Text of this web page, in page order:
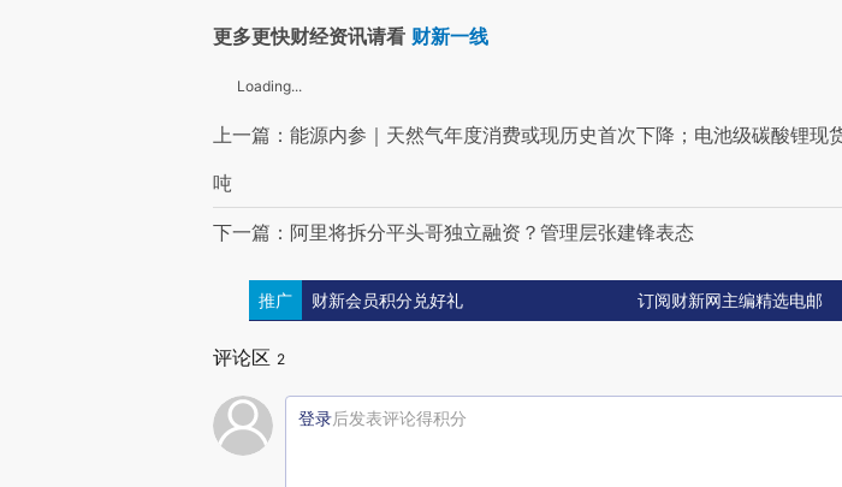
更多更快财经资讯请看 财新一线
Loading...
上一篇：能源内参｜天然气年度消费或现历史首次下降；电池级碳酸锂现
吨
下一篇：阿里将拆分平头哥独立融资？管理层张建锋表态
推广 财新会员积分兑好礼 订阅财新网主编精选电邮
评论区 2
登录后发表评论得积分